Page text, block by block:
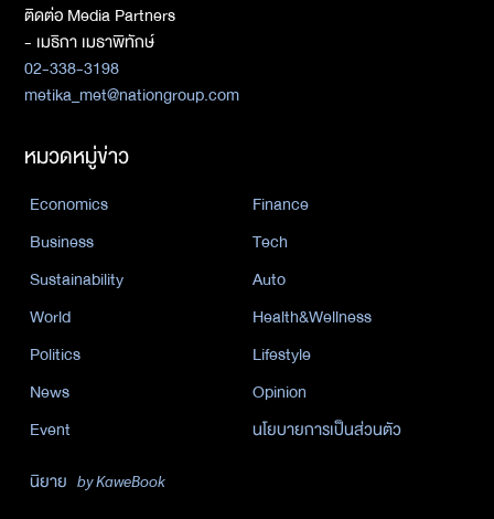
ติดต่อ Media Partners
- เมธิกา เมธาพิทักษ์
02-338-3198
metika_met@nationgroup.com
หมวดหมู่ข่าว
Economics
Finance
Business
Tech
Sustainability
Auto
World
Health&Wellness
Politics
Lifestyle
News
Opinion
Event
นโยบายการเป็นส่วนตัว
นิยาย by KaweBook